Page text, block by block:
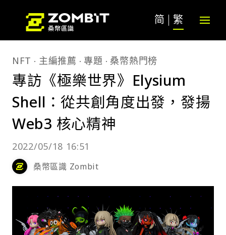
简 繁
NFT 主編推薦 專題 桑幣熱門榜
專訪《極樂世界》Elysium
Shell：從共創角度出發，發揚
Web3 核心精神
2022/05/18 16:51
桑幣區識 Zombit